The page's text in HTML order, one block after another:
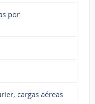
por
cargas aéreas